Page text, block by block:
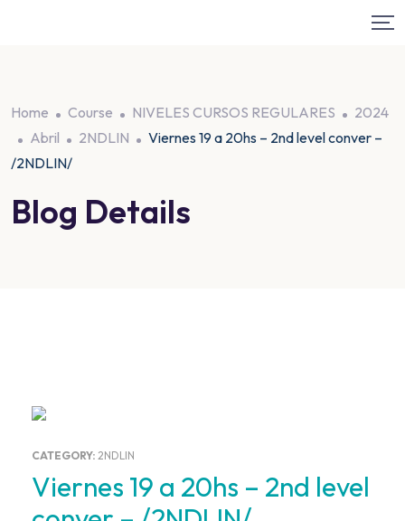
Home Course NIVELES CURSOS REGULARES
2024
Abril
2NDLIN
Viernes 19 a 20hs – 2nd level conver –
/2NDLIN/
Blog Details
CATEGORY: 2NDLIN
Viernes 19 a 20hs – 2nd level